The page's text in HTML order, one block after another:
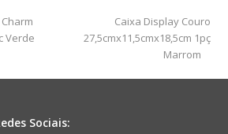
Verde
next
post:
Caixa Display Couro
27,5cmx11,5cmx18,5cm 1pç
Marrom
Sociais: